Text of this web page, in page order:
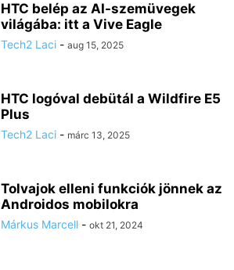
HTC belép az AI-szemüvegek
világába: itt a Vive Eagle
Tech2 Laci - aug 15, 2025
HTC logóval debütál a Wildfire E5
Plus
Tech2 Laci - márc 13, 2025
Tolvajok elleni funkciók jönnek az
Androidos mobilokra
Márkus Marcell - okt 21, 2024